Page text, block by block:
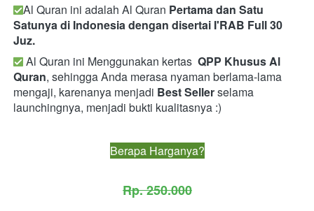
Al Quran ini adalah Al Quran Pertama dan Satu
Satunya di Indonesia dengan disertai I'RAB Full 30
Juz.
Al Quran ini Menggunakan kertas QPP Khusus Al
Quran, sehingga Anda merasa nyaman berlama-lama
mengaji, karenanya menjadi Best Seller selama
launchingnya, menjadi bukti kualitasnya :)
Berapa Harganya?
Rp. 250.000